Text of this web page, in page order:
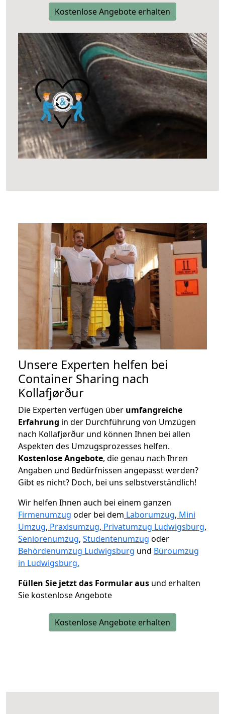
Kostenlose Angebote erhalten
Unsere Experten helfen bei
Container Sharing nach
Kollafjørður
Die Experten verfügen über umfangreiche
Erfahrung in der Durchführung von Umzügen
nach Kollafjørður und können Ihnen bei allen
Aspekten des Umzugsprozesses helfen.
Kostenlose Angebote, die genau nach Ihren
Angaben und Bedürfnissen angepasst werden?
Gibt es nicht? Doch, bei uns selbstverständlich!
Wir helfen Ihnen auch bei einem ganzen
Firmenumzug oder bei dem Laborumzug, Mini
Umzug, Praxisumzug, Privatumzug Ludwigsburg,
Seniorenumzug, Studentenumzug oder
Behördenumzug Ludwigsburg und Büroumzug
in Ludwigsburg.
Füllen Sie jetzt das Formular aus und erhalten
Sie kostenlose Angebote
Kostenlose Angebote erhalten